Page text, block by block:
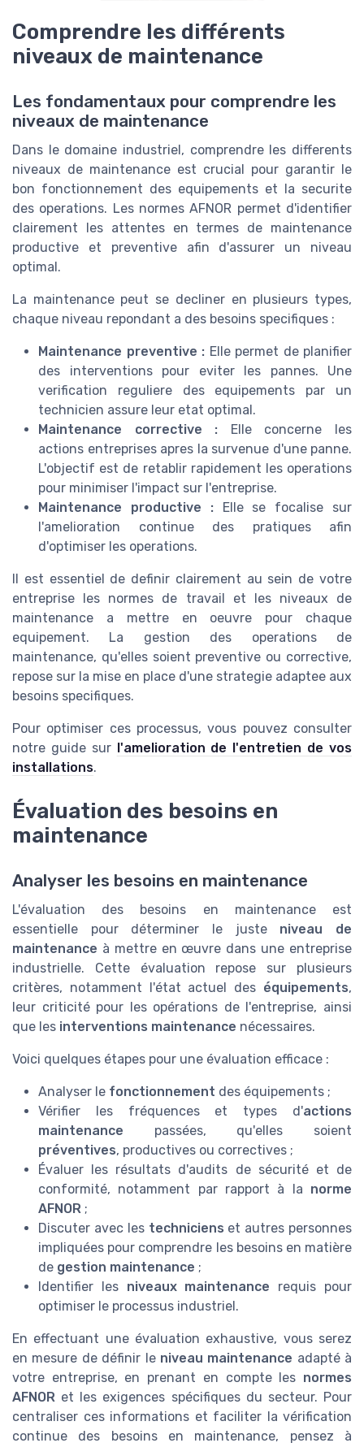
Comprendre les différents
niveaux de maintenance
Les fondamentaux pour comprendre les
niveaux de maintenance
Dans le domaine industriel, comprendre les differents
niveaux de maintenance est crucial pour garantir le
bon fonctionnement des equipements et la securite
des operations. Les normes AFNOR permet d'identifier
clairement les attentes en termes de maintenance
productive et preventive afin d'assurer un niveau
optimal.
La maintenance peut se decliner en plusieurs types,
chaque niveau repondant a des besoins specifiques :
Maintenance preventive : Elle permet de planifier
des interventions pour eviter les pannes. Une
verification reguliere des equipements par un
technicien assure leur etat optimal.
Maintenance corrective : Elle concerne les
actions entreprises apres la survenue d'une panne.
L'objectif est de retablir rapidement les operations
pour minimiser l'impact sur l'entreprise.
Maintenance productive :Elle se focalise sur
l'amelioration continue des pratiques afin
d'optimiser les operations.
Il est essentiel de definir clairement au sein de votre
entreprise les normes de travail et les niveaux de
maintenance a mettre en oeuvre pour chaque
equipement. La gestion des operations de
maintenance, qu'elles soient preventive ou corrective,
repose sur la mise en place d'une strategie adaptee aux
besoins specifiques.
Pour optimiser ces processus, vous pouvez consulter
notre guide sur l'amelioration de l'entretien de vos
installations.
Évaluation des besoins en
maintenance
Analyser les besoins en maintenance
L'évaluation des besoins en maintenance est
essentielle pour déterminer le juste niveau de
maintenance à mettre en œuvre dans une entreprise
industrielle. Cette évaluation repose sur plusieurs
critères, notamment l'état actuel des équipements,
leur criticité pour les opérations de l'entreprise, ainsi
que les interventions maintenance nécessaires.
Voici quelques étapes pour une évaluation efficace :
Analyser le fonctionnement des équipements ;
Vérifier les fréquences et types d'actions
maintenance passées, qu'elles soient
préventives, productives ou correctives ;
Évaluer les résultats d'audits de sécurité et de
conformité, notamment par rapport à la norme
AFNOR ;
Discuter avec les techniciens et autres personnes
impliquées pour comprendre les besoins en matière
de gestion maintenance ;
Identifier les niveaux maintenance requis pour
optimiser le processus industriel.
En effectuant une évaluation exhaustive, vous serez
en mesure de définir le niveau maintenance adapté à
votre entreprise, en prenant en compte les normes
AFNOR et les exigences spécifiques du secteur. Pour
centraliser ces informations et faciliter la vérification
continue des besoins en maintenance, pensez à